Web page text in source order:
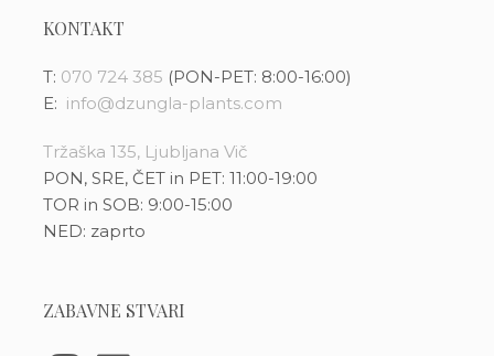
KONTAKT
T: 070 724 385 (PON-PET: 8:00-16:00)
E: info@dzungla-plants.com
Tržaška 135, Ljubljana Vič
PON, SRE, ČET in PET: 11:00-19:00
TOR in SOB: 9:00-15:00
NED: zaprto
ZABAVNE STVARI